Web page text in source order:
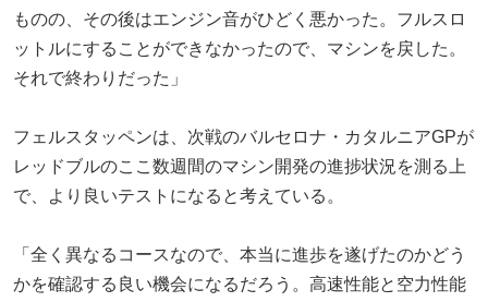
ものの、その後はエンジン音がひどく悪かった。フルスロ
ットルにすることができなかったので、マシンを戻した。
それで終わりだった」
フェルスタッペンは、次戦のバルセロナ・カタルニアGPが
レッドブルのここ数週間のマシン開発の進捗状況を測る上
で、より良いテストになると考えている。
「全く異なるコースなので、本当に進歩を遂げたのかどう
かを確認する良い機会になるだろう。高速性能と空力性能